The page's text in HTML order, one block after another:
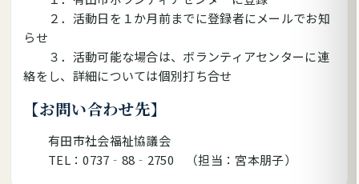
２．活動日を１か月前までに登録者にメールでお知
らせ
３．活動可能な場合は、ボランティアセンターに連
絡をし、詳細については個別打ち合せ
【お問い合わせ先】
有田市社会福祉協議会
TEL：0737‐88‐2750 （担当：宮本朋子）